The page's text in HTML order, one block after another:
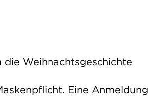
Weihnachtsgeschichte
Eine Anmeldung